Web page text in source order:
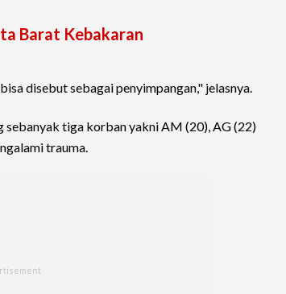
Barat Kebakaran
disebut sebagai penyimpangan," jelasnya.
sebanyak tiga korban yakni AM (20), AG (22)
trauma.